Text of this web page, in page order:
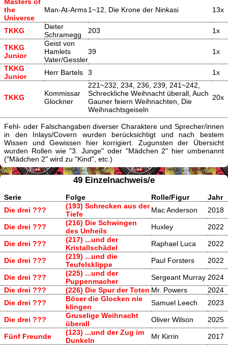
Masters of
the
Universe
Man-At-Arms1~12, Die Krone der Ninkasi 13x
TKKG
Dieter
Schramegg
203 1x
TKKG
Junior
Geist von
Hamlets
Vater/Gessler
39 1x
TKKG
Junior
Herr Bartels 3 1x
TKKG
Kommissar
Glockner
221~232, 234, 236, 239, 241~242,
Schreckliche Weihnacht überall, Auch
Gauner feiern Weihnachten, Die
Weihnachtsgeiseln
20x
Fehl- oder Falschangaben diverser Charaktere und Sprecher/innen
in den Inlays/Covern wurden berücksichtigt und nach bestem
Wissen und Gewissen hier korrigiert. Zugunsten der Übersicht
wurden Rollen wie "3. Junge" oder "Mädchen 2" hier umbenannt
("Mädchen 2" wird zu "Kind", etc.)
49 Einzelnachweis/e
Serie Folge Rolle/Figur
Jahr
Die drei ???
(193) Schrecken aus der
Tiefe
Mac Anderson 2018
Die drei ???
(216) Die Schwingen
des Unheils
Huxley 2022
Die drei ???
(217) ...und der
Kristallschädel
Raphael Luca 2022
Die drei ???
(219) ...und die
Teufelsklippe
Paul Forsters 2022
Die drei ???
(225) ...und der
Puppenmacher
Sergeant Murray 2024
Die drei ???
(226) Die Spur der Toten Mr. Powers
2024
Die drei ???
Böser die Glocken nie
klingen
Samuel Leech 2023
Die drei ???
Gruselige Weihnacht
überall
Oliver Wilson 2025
Fünf Freunde
(123) ...und der Zug im
Dunkeln
Mr Kirrin 2017